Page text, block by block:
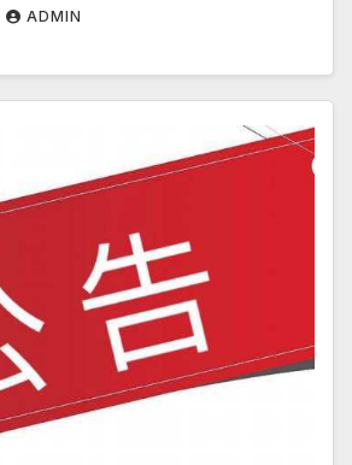
ADMIN